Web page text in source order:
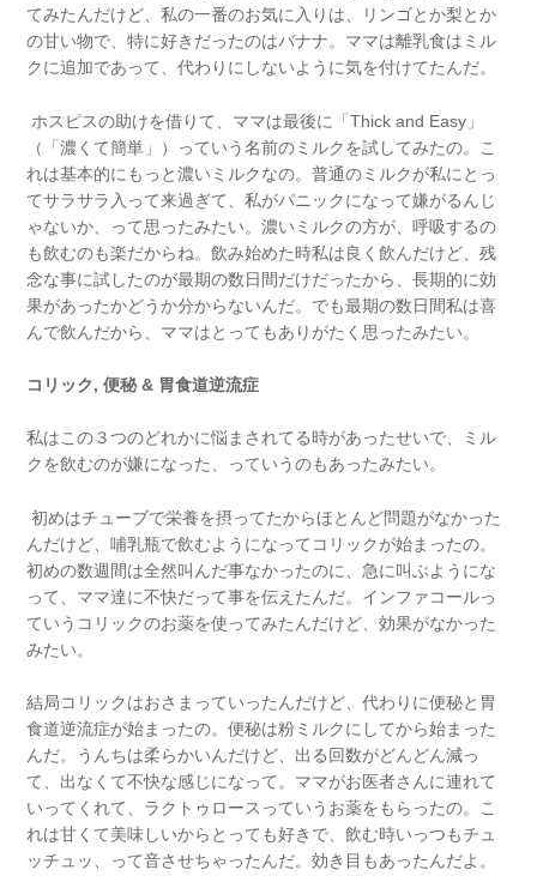
てみたんだけど、私の一番のお気に入りは、リンゴとか梨とか
の甘い物で、特に好きだったのはバナナ。ママは離乳食はミル
クに追加であって、代わりにしないように気を付けてたんだ。
ホスピスの助けを借りて、ママは最後に「Thick and Easy」
（「濃くて簡単」）っていう名前のミルクを試してみたの。こ
れは基本的にもっと濃いミルクなの。普通のミルクが私にとっ
てサラサラ入って来過ぎて、私がパニックになって嫌がるんじ
ゃないか、って思ったみたい。濃いミルクの方が、呼吸するの
も飲むのも楽だからね。飲み始めた時私は良く飲んだけど、残
念な事に試したのが最期の数日間だけだったから、長期的に効
果があったかどうか分からないんだ。でも最期の数日間私は喜
んで飲んだから、ママはとってもありがたく思ったみたい。
コリック,便秘& 胃食道逆流症
私はこの３つのどれかに悩まされてる時があったせいで、ミル
クを飲むのが嫌になった、っていうのもあったみたい。
初めはチューブで栄養を摂ってたからほとんど問題がなかった
んだけど、哺乳瓶で飲むようになってコリックが始まったの。
初めの数週間は全然叫んだ事なかったのに、急に叫ぶようにな
って、ママ達に不快だって事を伝えたんだ。インファコールっ
ていうコリックのお薬を使ってみたんだけど、効果がなかった
みたい。
結局コリックはおさまっていったんだけど、代わりに便秘と胃
食道逆流症が始まったの。便秘は粉ミルクにしてから始まった
んだ。うんちは柔らかいんだけど、出る回数がどんどん減っ
て、出なくて不快な感じになって。ママがお医者さんに連れて
いってくれて、ラクトゥロースっていうお薬をもらったの。こ
れは甘くて美味しいからとっても好きで、飲む時いっつもチュ
ッチュッ、って音させちゃったんだ。効き目もあったんだよ。